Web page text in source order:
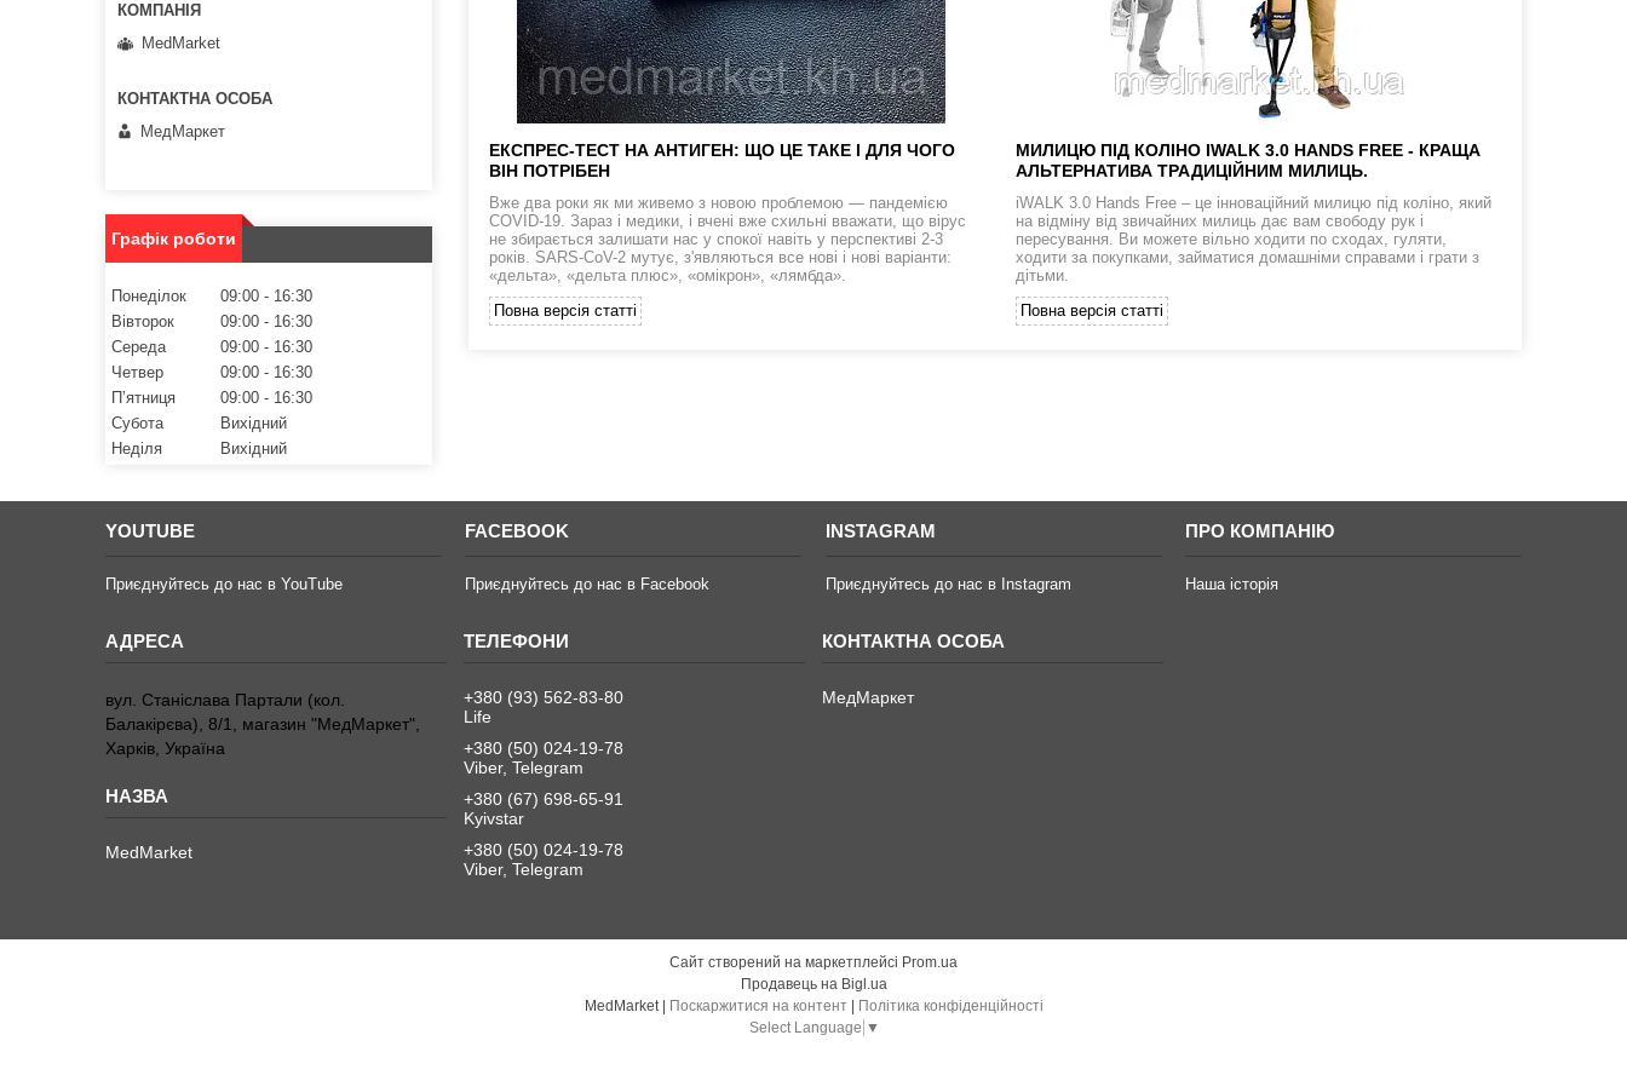
ЕКСПРЕС-ТЕСТ НА АНТИГЕН: ЩО ЦЕ ТАКЕ І ДЛЯ ЧОГО
ВІН ПОТРІБЕН
Вже два роки як ми живемо з новою проблемою — пандемією
COVID-19. Зараз і медики, і вчені вже схильні вважати, що вірус
не збирається залишати нас у спокої навіть у перспективі 2-3
років. SARS-CoV-2 мутує, з'являються все нові і нові варіанти:
«дельта», «дельта плюс», «омікрон», «лямбда».
Повна версія статті
МИЛИЦЮ ПІД КОЛІНО IWALK 3.0 HANDS FREE - КРАЩА
АЛЬТЕРНАТИВА ТРАДИЦІЙНИМ МИЛИЦЬ.
iWALK 3.0 Hands Free – це інноваційний милицю під коліно, який
на відміну від звичайних милиць дає вам свободу рук і
пересування. Ви можете вільно ходити по сходах, гуляти,
ходити за покупками, займатися домашніми справами і грати з
дітьми.
Повна версія статті
MedMarket
МедМаркет
Графік роботи
Понеділок 09:00
16:30
Вівторок
09:00
16:30
Середа
09:00
16:30
Четвер
09:00
16:30
Пʼятниця
09:00
16:30
Субота
Вихідний
Неділя
Вихідний
YOUTUBE
Приєднуйтесь до нас в YouTube
FACEBOOK
Приєднуйтесь до нас в Facebook
INSTAGRAM
Приєднуйтесь до нас в Instagram
ПРО КОМПАНІЮ
Наша історія
вул. Станіслава Партали (кол.
Балакірєва), 8/1, магазин "МедМаркет",
Харків, Україна
MedMarket
+380 (93) 562-83-80
Life
+380 (50) 024-19-78
Viber, Telegram
+380 (67) 698-65-91
Kyivstar
+380 (50) 024-19-78
Viber, Telegram
МедМаркет
Сайт створений на маркетплейсі Prom.ua
Продавець на Bigl.ua
MedMarket | Поскаржитися на контент | Політика конфіденційності
Select Language ▼